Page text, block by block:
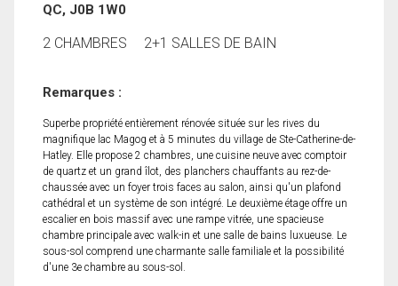
QC, J0B 1W0
2 CHAMBRES 2+1 SALLES DE BAIN
Remarques :
Superbe propriété entièrement rénovée située sur les rives du
magnifique lac Magog et à 5 minutes du village de Ste-Catherine-de-
Hatley. Elle propose 2 chambres, une cuisine neuve avec comptoir
de quartz et un grand îlot, des planchers chauffants au rez-de-
chaussée avec un foyer trois faces au salon, ainsi qu'un plafond
cathédral et un système de son intégré. Le deuxième étage offre un
escalier en bois massif avec une rampe vitrée, une spacieuse
chambre principale avec walk-in et une salle de bains luxueuse. Le
sous-sol comprend une charmante salle familiale et la possibilité
d'une 3e chambre au sous-sol.